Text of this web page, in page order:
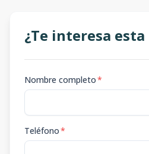
¿Te interesa
Nombre completo*
Teléfono*